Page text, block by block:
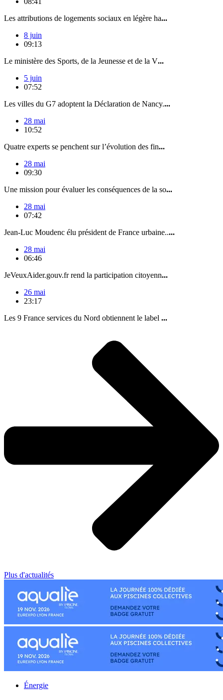
Les attributions de logements sociaux en légère ha...
8 juin
09:13
Le ministère des Sports, de la Jeunesse et de la V...
5 juin
07:52
Les villes du G7 adoptent la Déclaration de Nancy....
28 mai
10:52
Quatre experts se penchent sur l’évolution des fin...
28 mai
09:30
Une mission pour évaluer les conséquences de la so...
28 mai
07:42
Jean-Luc Moudenc élu président de France urbaine.....
28 mai
06:46
JeVeuxAider.gouv.fr rend la participation citoyenn...
26 mai
23:17
Les 9 France services du Nord obtiennent le label ...
Plus d'actualités
Énergie